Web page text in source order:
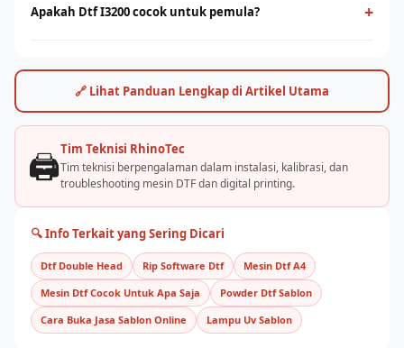
kapasitas produksi. Hubungi tim RhinoCare untuk
Apakah Dtf I3200 cocok untuk pemula? +
tepat. Rhino Indonesia menyediakan training dan
pendampingan after-sales agar bisnis sablon Anda cepat
🔗 Lihat Panduan Lengkap di Artikel Utama
🖨️Tim Teknisi RhinoTec
Tim teknisi berpengalaman dalam instalasi, kalibrasi, dan
troubleshooting mesin DTF dan digital printing.
🔍 Info Terkait yang Sering Dicari
Dtf Double Head Rip Software Dtf
Mesin Dtf A4
Mesin Dtf Cocok Untuk Apa Saja
Powder Dtf Sablon
Cara Buka Jasa Sablon Online
Lampu Uv Sablon